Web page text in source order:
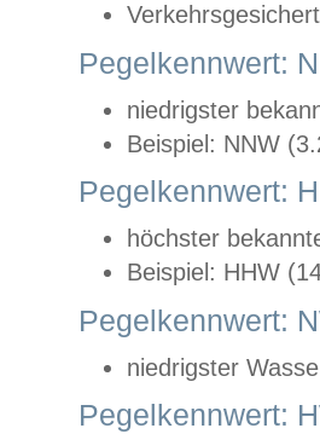
Pegelkennwert:
niedrigster
Beispiel: NNW
Pegelkennwert:
höchster
Beispiel: HHW
Pegelkennwert:
niedrigster
Pegelkennwert: